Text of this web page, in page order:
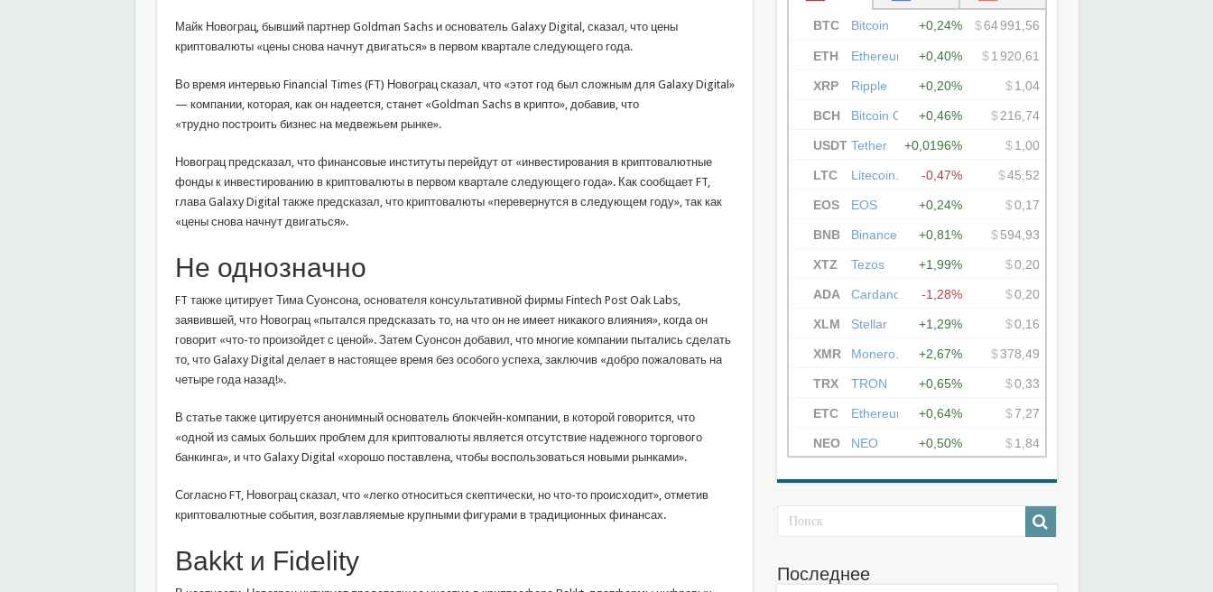
Майк Новограц, бывший партнер Goldman Sachs и основатель Galaxy Digital, сказал, что цены
криптовалюты «цены снова начнут двигаться» в первом квартале следующего года.
Во время интервью Financial Times (FT) Новограц сказал, что «этот год был сложным для Galaxy Digital»
— компании, которая, как он надеется, станет «Goldman Sachs в крипто», добавив, что
«трудно построить бизнес на медвежьем рынке».
Новограц предсказал, что финансовые институты перейдут от «инвестирования в криптовалютные
фонды к инвестированию в криптовалюты в первом квартале следующего года». Как сообщает FT,
глава Galaxy Digital также предсказал, что криптовалюты «перевернутся в следующем году», так как
«цены снова начнут двигаться».
Не однозначно
FT также цитирует Тима Суонсона, основателя консультативной фирмы Fintech Post Oak Labs,
заявившей, что Новограц «пытался предсказать то, на что он не имеет никакого влияния», когда он
говорит «что-то произойдет с ценой». Затем Суонсон добавил, что многие компании пытались сделать
то, что Galaxy Digital делает в настоящее время без особого успеха, заключив «добро пожаловать на
четыре года назад!».
В статье также цитируется анонимный основатель блокчейн-компании, в которой говорится, что
«одной из самых больших проблем для криптовалюты является отсутствие надежного торгового
банкинга», и что Galaxy Digital «хорошо поставлена, чтобы воспользоваться новыми рынками».
Согласно FT, Новограц сказал, что «легко относиться скептически, но что-то происходит», отметив
криптовалютные события, возглавляемые крупными фигурами в традиционных финансах.
Bakkt и Fidelity Последнее